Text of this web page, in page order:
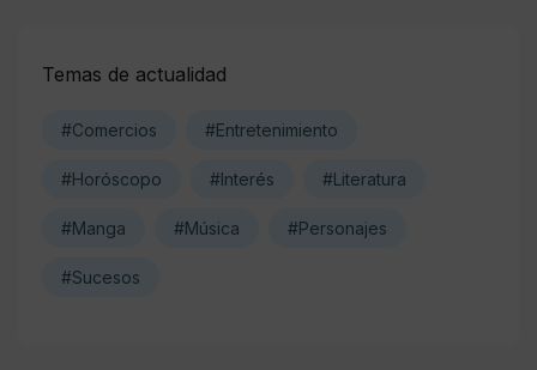
Temas de actualidad
#Comercios #Entretenimiento
#Horóscopo #Interés #Literatura
#Manga #Música #Personajes
#Sucesos